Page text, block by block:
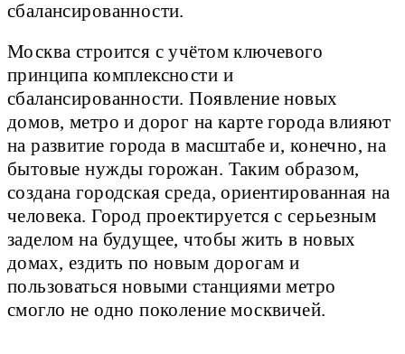
сбалансированности.
Москва строится с учётом ключевого
принципа комплексности и
сбалансированности. Появление новых
домов, метро и дорог на карте города влияют
на развитие города в масштабе и, конечно, на
бытовые нужды горожан. Таким образом,
создана городская среда, ориентированная на
человека. Город проектируется с серьезным
заделом на будущее, чтобы жить в новых
домах, ездить по новым дорогам и
пользоваться новыми станциями метро
смогло не одно поколение москвичей.